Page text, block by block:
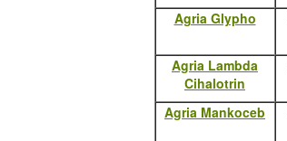
Agria Glypho
Agria Lambda
Cihalotrin
Agria Mankoceb